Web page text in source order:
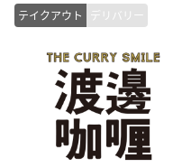
テイクアウト デリバリー